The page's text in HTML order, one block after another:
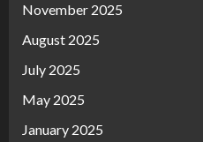
November 2025
August 2025
July 2025
May 2025
January 2025